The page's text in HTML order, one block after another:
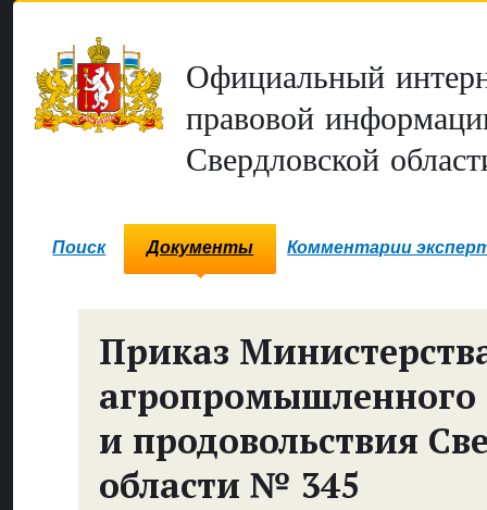
Официальный
правовой
Свердловской
Поиск Документы Комментарии
Приказ
агропромышленного
и продовольствия
области № 345